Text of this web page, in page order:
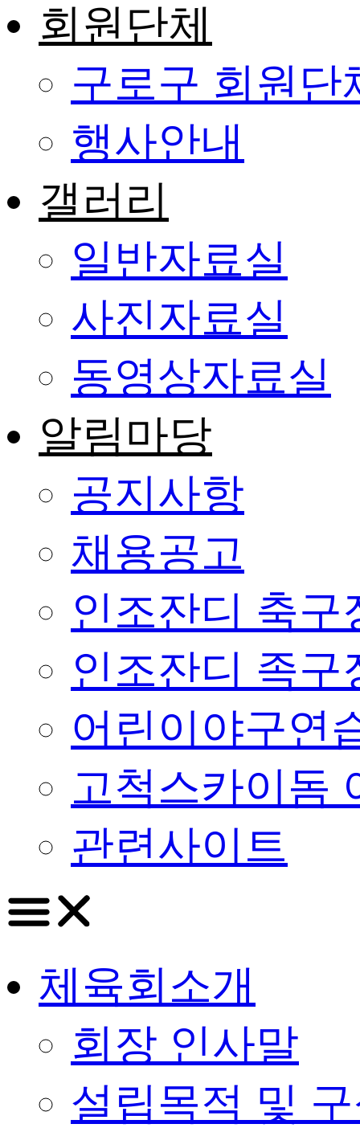
회원단체
구로구 회원단
행사안내
갤러리
일반자료실
사진자료실
동영상자료실
알림마당
공지사항
채용공고
인조잔디 축구
인조잔디 족구
어린이야구연
고척스카이돔
관련사이트
체육회소개
회장 인사말
설립목적 및